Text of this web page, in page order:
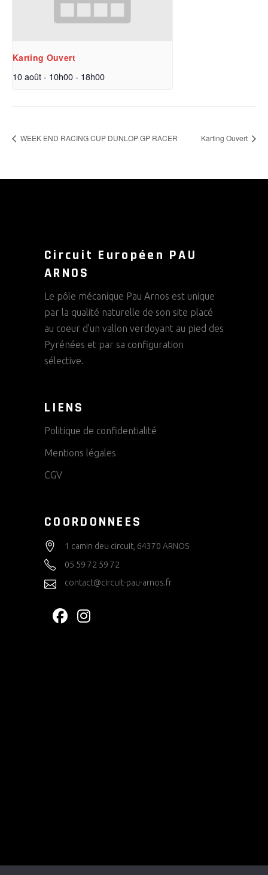
Karting Ouvert
10 août - 10h00- 18h00
WEEK END RACING CUP DUNLOP GP RACER Karting Ouvert
Circuit Européen PAU
ARNOS
Le pôle mécanique Pau Arnos est unique
par la qualité naturelle de son site placé
au coeur d’un vallon verdoyant au pied des
Pyrénées et par sa configuration
sélective.
LIENS
Politique de confidentialité
Mentions légales
CGV
COORDONNEES
1 camin deu circuit, 64370 ARNOS
05 59 72 59 72
contact@circuit-pau-arnos.fr